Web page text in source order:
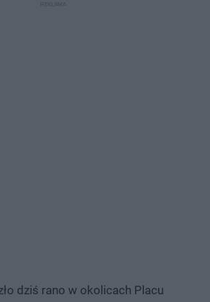
dziś rano w okolicach Placu